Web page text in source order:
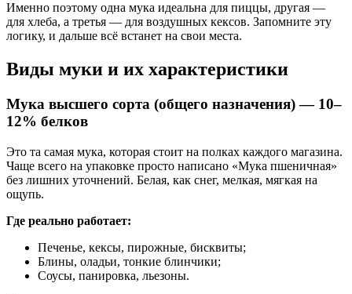
Именно поэтому одна мука идеальна для пиццы, другая —
для хлеба, а третья — для воздушных кексов. Запомните эту
логику, и дальше всё встанет на свои места.
Виды муки и их характеристики
Мука высшего сорта (общего назначения) — 10–
12% белков
Это та самая мука, которая стоит на полках каждого магазина.
Чаще всего на упаковке просто написано «Мука пшеничная»
без лишних уточнений. Белая, как снег, мелкая, мягкая на
ощупь.
Где реально работает:
Печенье, кексы, пирожные, бисквиты;
Блины, оладьи, тонкие блинчики;
Соусы, панировка, льезоны.